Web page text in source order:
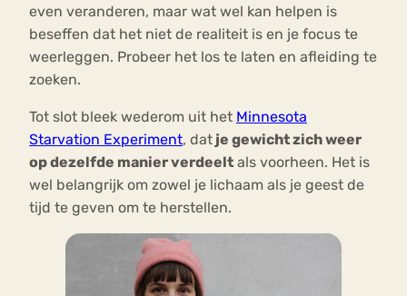
even veranderen, maar wat wel kan helpen is
beseffen dat het niet de realiteit is en je focus te
weerleggen. Probeer het los te laten en afleiding te
zoeken.
Tot slot bleek wederom uit het Minnesota
Starvation Experiment, dat je gewicht zich weer
op dezelfde manier verdeelt als voorheen. Het is
wel belangrijk om zowel je lichaam als je geest de
tijd te geven om te herstellen.